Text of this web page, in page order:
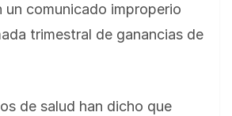
un comunicado improperio
trimestral de ganancias de
de salud han dicho que